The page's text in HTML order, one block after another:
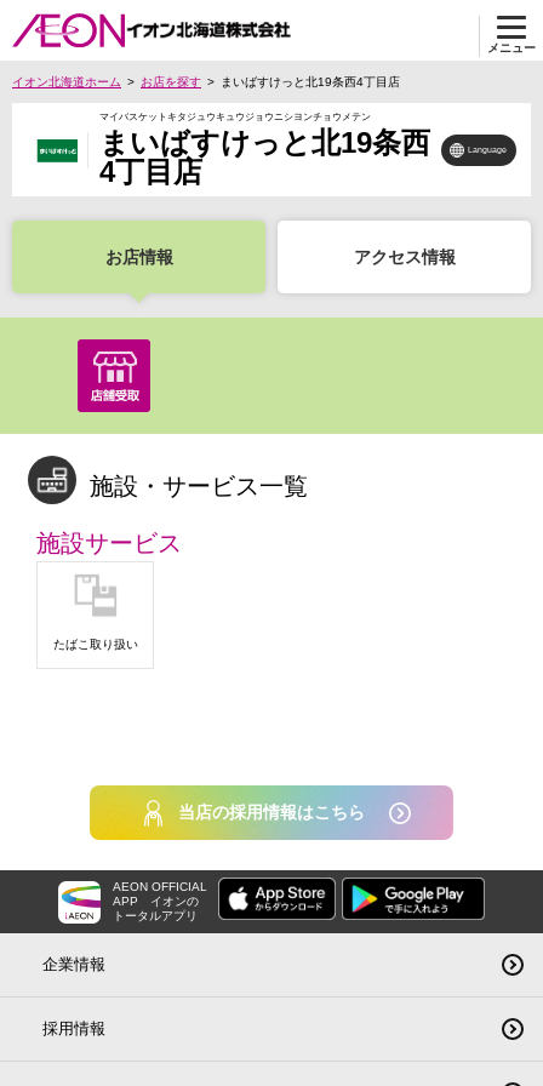
メニュー
イオン北海道ホーム お店を探す まいばすけっと北19条西4丁目店
マイバスケットキタジュウキュウジョウニシヨンチョウメテン
まいばすけっと北19条西
4丁目店
Language
お店情報 アクセス情報
施設・サービス一覧
施設サービス
たばこ取り扱い
当店の採用情報はこちら
AEON OFFICIAL
APP
イオンの
トータルアプリ
企業情報
採用情報